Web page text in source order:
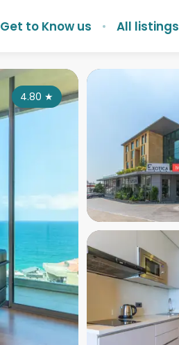
Get to Know us All listings
4.80 ★